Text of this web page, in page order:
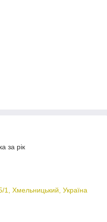
за рік
Хмельницький, Україна